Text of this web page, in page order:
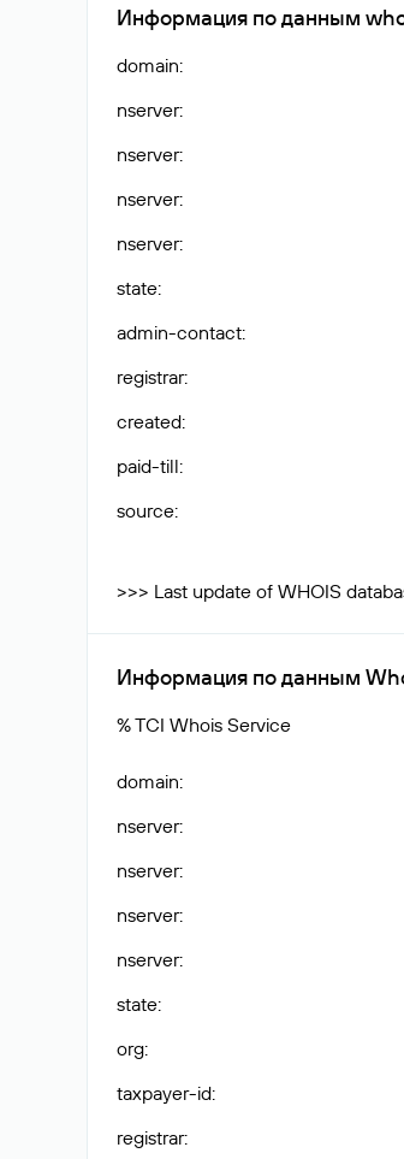
Информация по данным
domain:
nserver:
nserver:
nserver:
nserver:
state:
admin-contact:
registrar:
created:
paid-till:
source:
>>> Last update of WHOIS
Информация по данным
% TCI Whois Service
domain:
nserver:
nserver:
nserver:
nserver:
state:
org:
taxpayer-id:
registrar: